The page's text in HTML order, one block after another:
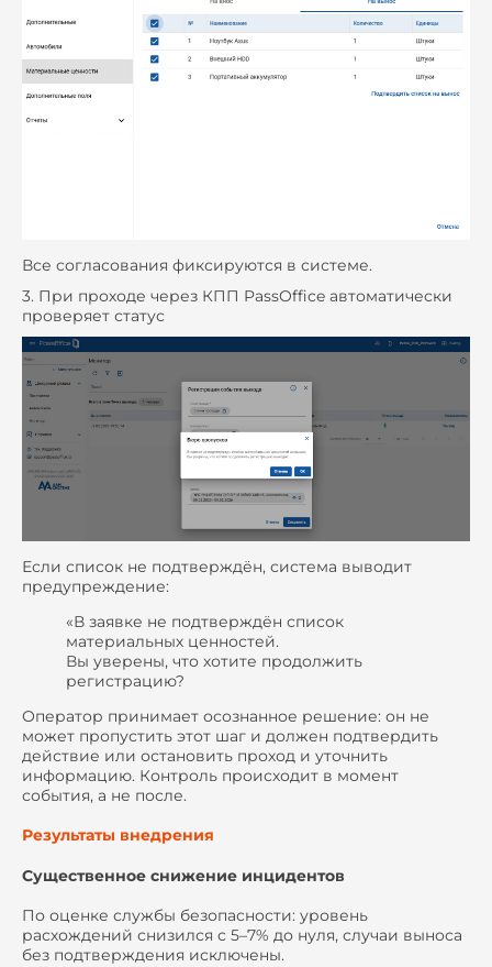
Все согласования фиксируются в системе.
3. При проходе через КПП PassOffice автоматически
проверяет статус
Если список не подтверждён, система выводит
предупреждение:
«В заявке не подтверждён список
материальных ценностей.
Вы уверены, что хотите продолжить
регистрацию?
Оператор принимает осознанное решение: он не
может пропустить этот шаг и должен подтвердить
действие или остановить проход и уточнить
информацию. Контроль происходит в момент
события, а не после.
Результаты внедрения
Существенное снижение инцидентов
По оценке службы безопасности: уровень
расхождений снизился с 5–7% до нуля, случаи выноса
без подтверждения исключены.